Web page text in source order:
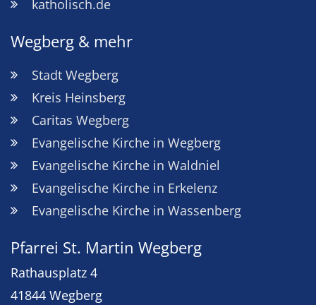
katholisch.de
Wegberg & mehr
Stadt Wegberg
Kreis Heinsberg
Caritas Wegberg
Evangelische Kirche in Wegberg
Evangelische Kirche in Waldniel
Evangelische Kirche in Erkelenz
Evangelische Kirche in Wassenberg
Pfarrei St. Martin Wegberg
Rathausplatz 4
41844 Wegberg